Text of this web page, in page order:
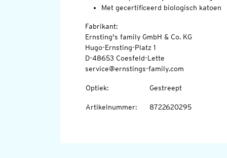
Met gecertificeerd biologisch katoen
Fabrikant:
Ernsting's family GmbH & Co. KG
Hugo-Ernsting-Platz 1
D-48653 Coesfeld-Lette
service@ernstings-family.com
Optiek: Gestreept
Artikelnummer: 8722620295